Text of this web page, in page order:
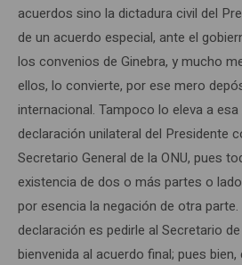
acuerdos sino la dictadura civil del
de un acuerdo especial, ante el
los convenios de Ginebra, y mucho
ellos, lo convierte, por ese mero
internacional. Tampoco lo eleva a
declaración unilateral del Presidente
Secretario General de la ONU, pues
existencia de dos o más partes o
por esencia la negación de otra
declaración es pedirle al Secretario
bienvenida al acuerdo final; pues